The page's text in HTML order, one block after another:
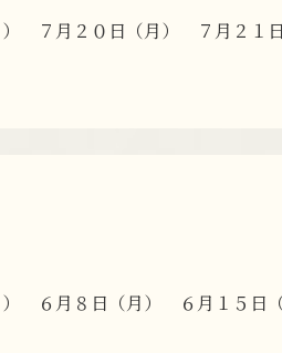
） ７月２０日（月） ７月２
） ６月８日（月） ６月１５